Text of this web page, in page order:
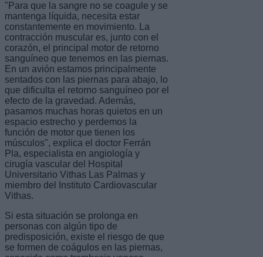
"Para que la sangre no se coagule y se
mantenga líquida, necesita estar
constantemente en movimiento. La
contracción muscular es, junto con el
corazón, el principal motor de retorno
sanguíneo que tenemos en las piernas.
En un avión estamos principalmente
sentados con las piernas para abajo, lo
que dificulta el retorno sanguíneo por el
efecto de la gravedad. Además,
pasamos muchas horas quietos en un
espacio estrecho y perdemos la
función de motor que tienen los
músculos", explica el doctor Ferrán
Pla, especialista en angiología y
cirugía vascular del Hospital
Universitario Vithas Las Palmas y
miembro del Instituto Cardiovascular
Vithas.
Si esta situación se prolonga en
personas con algún tipo de
predisposición, existe el riesgo de que
se formen de coágulos en las piernas,